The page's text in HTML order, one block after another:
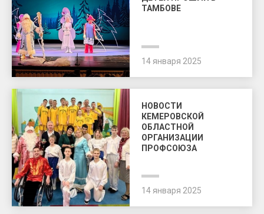
ТАМБОВЕ
14 января 2025
НОВОСТИ
КЕМЕРОВСКОЙ
ОБЛАСТНОЙ
ОРГАНИЗАЦИИ
ПРОФСОЮЗА
14 января 2025